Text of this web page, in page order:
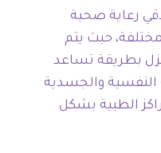
رعاية صحية
حيث يتم
بطريقة تساعد
والجسدية
الطبية بشكل